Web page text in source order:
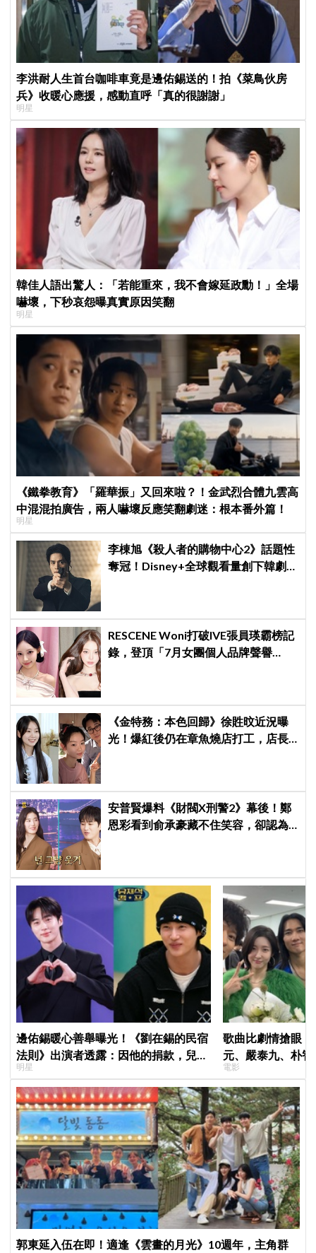
李洪耐人生首台咖啡車竟是邊佑錫送的！拍《菜鳥伙房
兵》收暖心應援，感動直呼「真的很謝謝」
明星
韓佳人語出驚人：「若能重來，我不會嫁延政勳！」全場
嚇壞，下秒哀怨曝真實原因笑翻
明星
《鐵拳教育》「羅華振」又回來啦？！金武烈合體九雲高
中混混拍廣告，兩人嚇壞反應笑翻劇迷：根本番外篇！
明星
李棟旭《殺人者的購物中心2》話題性
奪冠！Disney+全球觀看量創下韓劇新
RESCENE Woni打破IVE張員瑛霸榜記
錄，登頂「7月女團個人品牌聲譽
《金特務：本色回歸》徐貹旼近況曝
光！爆紅後仍在章魚燒店打工，店長
安普賢爆料《財閥X刑警2》幕後！鄭
恩彩看到俞承豪藏不住笑容，卻認為
邊佑錫暖心善舉曝光！《劉在錫的民宿
法則》出演者透露：因他的捐款，兒童
患者順利完成治療
明星
歌曲比劇情搶眼
元、嚴泰九、朴
曲《Love Is》超
電影
郭東延入伍在即！適逢《雲畫的月光》10週年，主角群